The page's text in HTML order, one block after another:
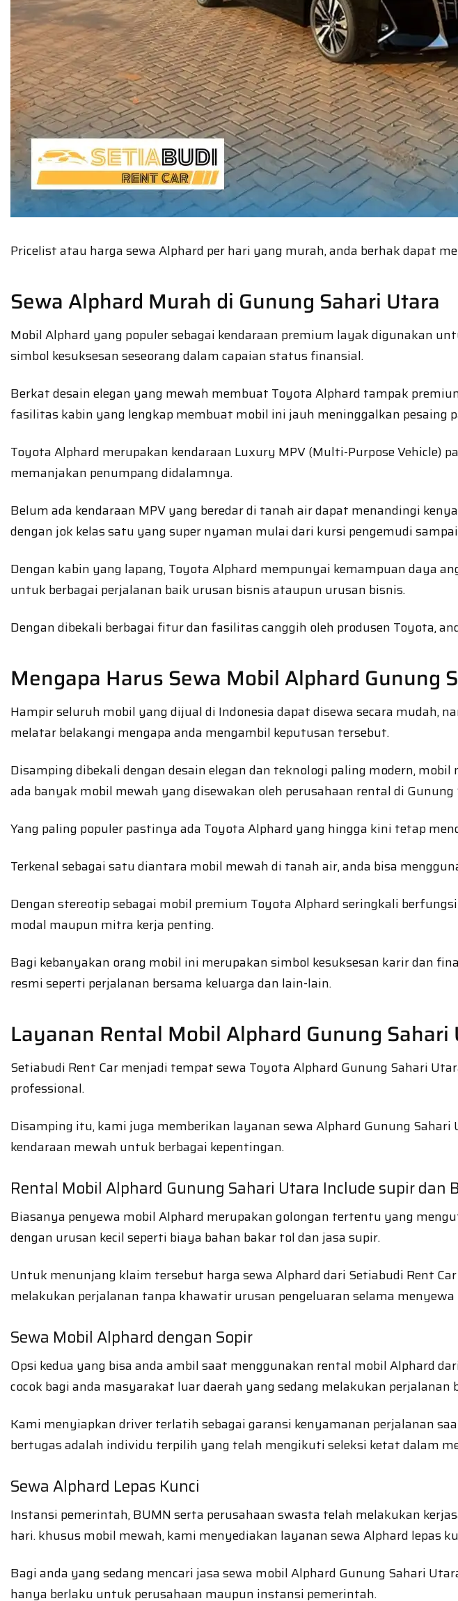
Pricelist atau harga sewa Alphard per hari yang murah, anda berhak dapat
Sewa Alphard Murah di Gunung Sahari Utara
Mobil Alphard yang populer sebagai kendaraan premium layak digunakan
simbol kesuksesan seseorang dalam capaian status finansial.
Berkat desain elegan yang mewah membuat Toyota Alphard tampak
fasilitas kabin yang lengkap membuat mobil ini jauh meninggalkan pesaing
Toyota Alphard merupakan kendaraan Luxury MPV (Multi-Purpose Vehicle)
memanjakan penumpang didalamnya.
Belum ada kendaraan MPV yang beredar di tanah air dapat menandingi
dengan jok kelas satu yang super nyaman mulai dari kursi pengemudi
Dengan kabin yang lapang, Toyota Alphard mempunyai kemampuan daya
untuk berbagai perjalanan baik urusan bisnis ataupun urusan bisnis.
Dengan dibekali berbagai fitur dan fasilitas canggih oleh produsen Toyota,
Mengapa Harus Sewa Mobil Alphard Gunung
Hampir seluruh mobil yang dijual di Indonesia dapat disewa secara mudah,
melatar belakangi mengapa anda mengambil keputusan tersebut.
Disamping dibekali dengan desain elegan dan teknologi paling modern,
ada banyak mobil mewah yang disewakan oleh perusahaan rental di Gunung
Yang paling populer pastinya ada Toyota Alphard yang hingga kini tetap
Terkenal sebagai satu diantara mobil mewah di tanah air, anda bisa
Dengan stereotip sebagai mobil premium Toyota Alphard seringkali
modal maupun mitra kerja penting.
Bagi kebanyakan orang mobil ini merupakan simbol kesuksesan karir dan
resmi seperti perjalanan bersama keluarga dan lain-lain.
Layanan Rental Mobil Alphard Gunung Sahari
Setiabudi Rent Car menjadi tempat sewa Toyota Alphard Gunung Sahari
professional.
Disamping itu, kami juga memberikan layanan sewa Alphard Gunung
kendaraan mewah untuk berbagai kepentingan.
Rental Mobil Alphard Gunung Sahari Utara Include supir dan
Biasanya penyewa mobil Alphard merupakan golongan tertentu yang
dengan urusan kecil seperti biaya bahan bakar tol dan jasa supir.
Untuk menunjang klaim tersebut harga sewa Alphard dari Setiabudi Rent
melakukan perjalanan tanpa khawatir urusan pengeluaran selama menyewa
Sewa Mobil Alphard dengan Sopir
Opsi kedua yang bisa anda ambil saat menggunakan rental mobil Alphard
cocok bagi anda masyarakat luar daerah yang sedang melakukan perjalanan
Kami menyiapkan driver terlatih sebagai garansi kenyamanan perjalanan
bertugas adalah individu terpilih yang telah mengikuti seleksi ketat dalam
Sewa Alphard Lepas Kunci
Instansi pemerintah, BUMN serta perusahaan swasta telah melakukan
hari. khusus mobil mewah, kami menyediakan layanan sewa Alphard lepas
Bagi anda yang sedang mencari jasa sewa mobil Alphard Gunung Sahari
hanya berlaku untuk perusahaan maupun instansi pemerintah.